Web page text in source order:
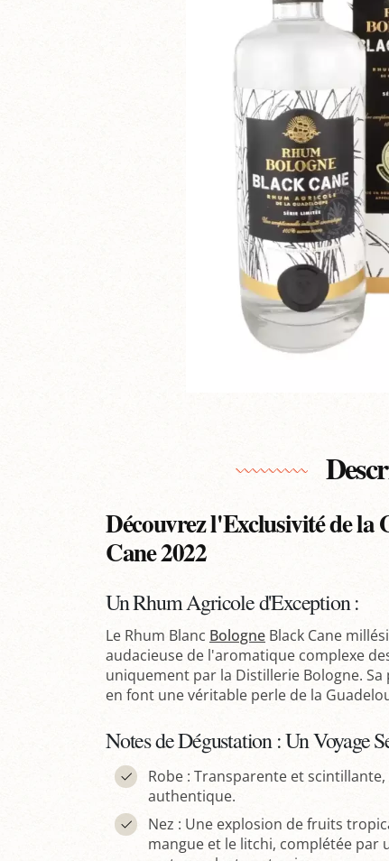
Découvrez l'Exclusivité de la
Cane 2022
Un Rhum Agricole d'Exception :
Le Rhum Blanc Bologne Black Cane
audacieuse de l'aromatique complexe
uniquement par la Distillerie Bologne.
en font une véritable perle de la
Notes de Dégustation : Un Voyage
Robe : Transparente et
authentique.
Nez : Une explosion de fruits
mangue et le litchi, complétée par